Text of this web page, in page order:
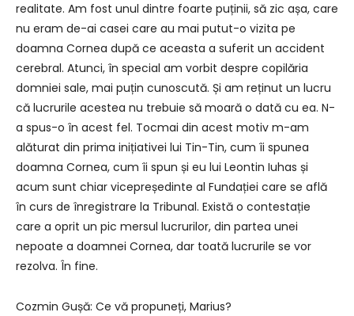
realitate. Am fost unul dintre foarte puținii, să zic așa, care
nu eram de-ai casei care au mai putut-o vizita pe
doamna Cornea după ce aceasta a suferit un accident
cerebral. Atunci, în special am vorbit despre copilăria
domniei sale, mai puțin cunoscută. Și am reținut un lucru
că lucrurile acestea nu trebuie să moară o dată cu ea. N-
a spus-o în acest fel. Tocmai din acest motiv m-am
alăturat din prima inițiativei lui Tin-Tin, cum îi spunea
doamna Cornea, cum îi spun și eu lui Leontin Iuhas și
acum sunt chiar vicepreședinte al Fundației care se află
în curs de înregistrare la Tribunal. Există o contestație
care a oprit un pic mersul lucrurilor, din partea unei
nepoate a doamnei Cornea, dar toată lucrurile se vor
rezolva. În fine.
Cozmin Gușă: Ce vă propuneți, Marius?